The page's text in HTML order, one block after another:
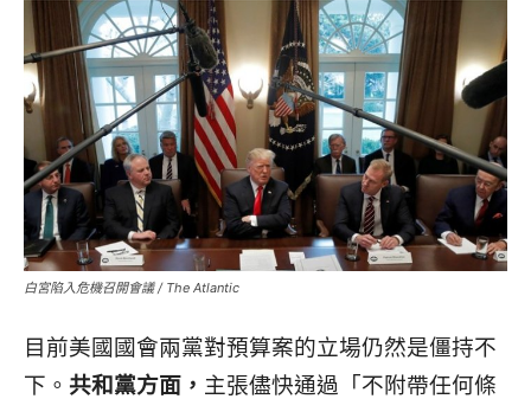
白宮陷入危機召開會議 / The Atlantic
目前美國國會兩黨對預算案的立場仍然是僵持不
下。 共和黨方面， 主張儘快通過「不附帶任何條